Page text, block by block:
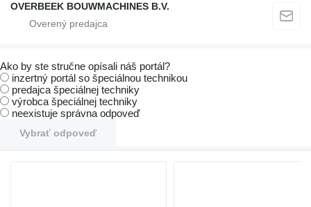
OVERBEEK BOUWMACHINES B.V.
Ako by ste stručne opísali náš portál?
inzertný portál so špeciálnou technikou
predajca špeciálnej techniky
výrobca špeciálnej techniky
neexistuje správna odpoveď
Vybrať odpoveď